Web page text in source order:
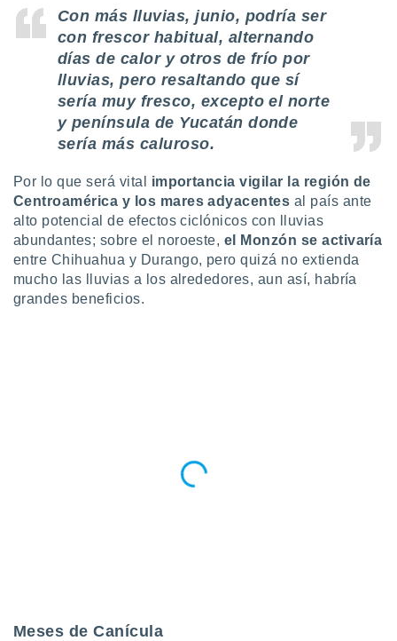
Con más lluvias, junio, podría ser
con frescor habitual, alternando
días de calor y otros de frío por
lluvias, pero resaltando que sí
sería muy fresco, excepto el norte
y península de Yucatán donde
sería más caluroso.
Por lo que será vital
importancia vigilar la región de
Centroamérica y los mares adyacentes al país ante
alto potencial de efectos ciclónicos con lluvias
abundantes; sobre el noroeste, el Monzón se activaría
entre Chihuahua y Durango, pero quizá no extienda
mucho las lluvias a los alrededores, aun así, habría
grandes beneficios.
Meses de Canícula